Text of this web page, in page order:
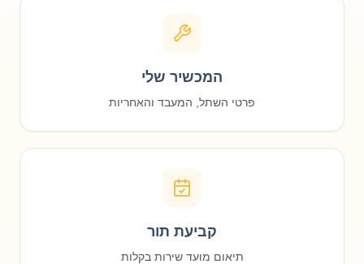
המכשיר שלי
פרטי השתל, המעבד והאחריות
קביעת תור
תיאום מועד שירות בקלות